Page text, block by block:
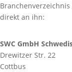
direkt an ihn:
SWC GmbH
Drewitzer Str. 22
Cottbus